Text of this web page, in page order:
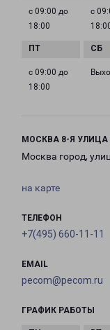
с 09:00 до
18:00
с
с 09:00 до
18:00
МОСКВА 8-Я
Москва город,
на карте
ТЕЛЕФОН
+7(495) 660-11-11
EMAIL
pecom@pecom.ru
ГРАФИК РАБОТЫ